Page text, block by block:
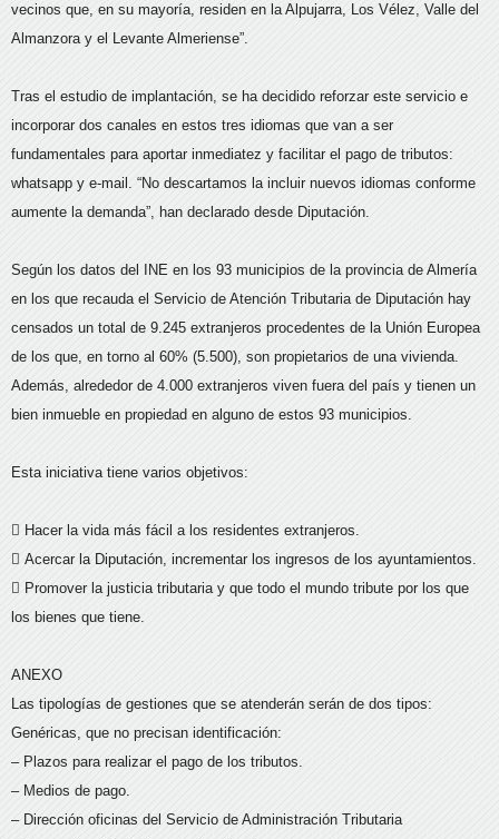
vecinos que, en su mayoría, residen en la Alpujarra, Los Vélez, Valle del
Almanzora y el Levante Almeriense”.
Tras el estudio de implantación, se ha decidido reforzar este servicio e
incorporar dos canales en estos tres idiomas que van a ser
fundamentales para aportar inmediatez y facilitar el pago de tributos:
whatsapp y e-mail. “No descartamos la incluir nuevos idiomas conforme
aumente la demanda”, han declarado desde Diputación.
Según los datos del INE en los 93 municipios de la provincia de Almería
en los que recauda el Servicio de Atención Tributaria de Diputación hay
censados un total de 9.245 extranjeros procedentes de la Unión Europea
de los que, en torno al 60% (5.500), son propietarios de una vivienda.
Además, alrededor de 4.000 extranjeros viven fuera del país y tienen un
bien inmueble en propiedad en alguno de estos 93 municipios.
Esta iniciativa tiene varios objetivos:
 Hacer la vida más fácil a los residentes extranjeros.
 Acercar la Diputación, incrementar los ingresos de los ayuntamientos.
 Promover la justicia tributaria y que todo el mundo tribute por los que
los bienes que tiene.
ANEXO
Las tipologías de gestiones que se atenderán serán de dos tipos:
Genéricas, que no precisan identificación:
– Plazos para realizar el pago de los tributos.
– Medios de pago.
– Dirección oficinas del Servicio de Administración Tributaria